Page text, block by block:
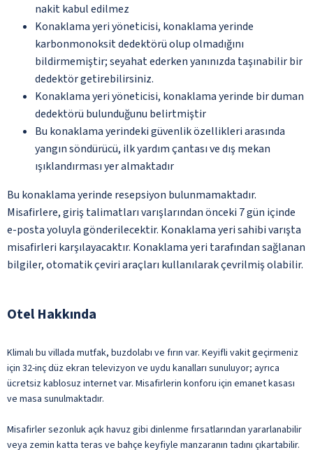
nakit kabul edilmez
Konaklama yeri yöneticisi, konaklama yerinde
karbonmonoksit dedektörü olup olmadığını
bildirmemiştir; seyahat ederken yanınızda taşınabilir bir
dedektör getirebilirsiniz.
Konaklama yeri yöneticisi, konaklama yerinde bir duman
dedektörü bulunduğunu belirtmiştir
Bu konaklama yerindeki güvenlik özellikleri arasında
yangın söndürücü, ilk yardım çantası ve dış mekan
ışıklandırması yer almaktadır
Bu konaklama yerinde resepsiyon bulunmamaktadır.
Misafirlere, giriş talimatları varışlarından önceki 7 gün içinde
e-posta yoluyla gönderilecektir. Konaklama yeri sahibi varışta
misafirleri karşılayacaktır. Konaklama yeri tarafından sağlanan
bilgiler, otomatik çeviri araçları kullanılarak çevrilmiş olabilir.
Otel Hakkında
Klimalı bu villada mutfak, buzdolabı ve fırın var. Keyifli vakit geçirmeniz
için 32-inç düz ekran televizyon ve uydu kanalları sunuluyor; ayrıca
ücretsiz kablosuz internet var. Misafirlerin konforu için emanet kasası
ve masa sunulmaktadır.
Misafirler sezonluk açık havuz gibi dinlenme fırsatlarından yararlanabilir
veya zemin katta teras ve bahçe keyfiyle manzaranın tadını çıkartabilir.